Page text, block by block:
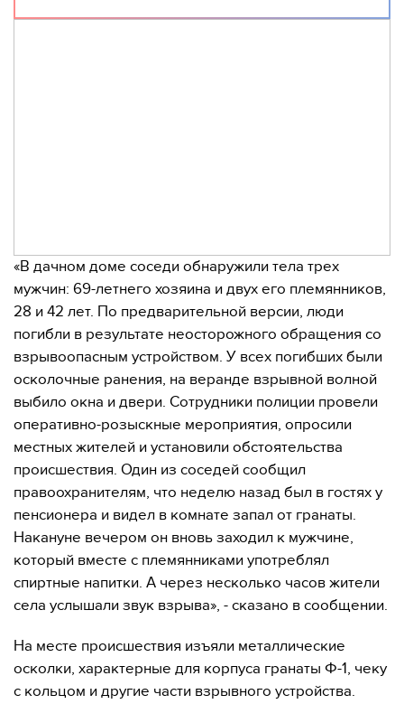
«В дачном доме соседи обнаружили тела трех
мужчин: 69-летнего хозяина и двух его племянников,
28 и 42 лет. По предварительной версии, люди
погибли в результате неосторожного обращения со
взрывоопасным устройством. У всех погибших были
осколочные ранения, на веранде взрывной волной
выбило окна и двери. Сотрудники полиции провели
оперативно-розыскные мероприятия, опросили
местных жителей и установили обстоятельства
происшествия. Один из соседей сообщил
правоохранителям, что неделю назад был в гостях у
пенсионера и видел в комнате запал от гранаты.
Накануне вечером он вновь заходил к мужчине,
который вместе с племянниками употреблял
спиртные напитки. А через несколько часов жители
села услышали звук взрыва», - сказано в сообщении.
На месте происшествия изъяли металлические
осколки, характерные для корпуса гранаты Ф-1, чеку
с кольцом и другие части взрывного устройства.